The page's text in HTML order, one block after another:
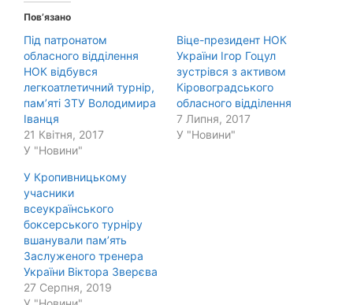
Пов’язано
Під патронатом
обласного відділення
НОК відбувся
легкоатлетичний турнір,
пам’яті ЗТУ Володимира
Іванця
21 Квітня, 2017
У "Новини"
Віце-президент НОК
України Ігор Гоцул
зустрівся з активом
Кіровоградського
обласного відділення
7 Липня, 2017
У "Новини"
У Кропивницькому
учасники
всеукраїнського
боксерського турніру
вшанували пам’ять
Заслуженого тренера
України Віктора Зверєва
27 Серпня, 2019